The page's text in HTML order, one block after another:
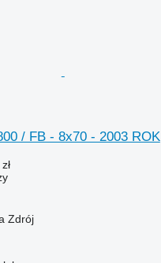
/ FB - 8x70 - 2003 ROK
Zdrój